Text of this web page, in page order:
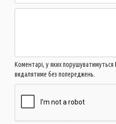
Коментарі, у яких порушуватимуться
видалятиме без попереджень.